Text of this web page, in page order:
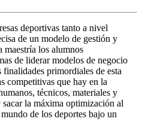
deportivas tanto a nivel
de un modelo de gestión y
maestría los alumnos
de liderar modelos de negocio
primordiales de esta
competitivas que hay en la
técnicos, materiales y
la máxima optimización al
de los deportes bajo un